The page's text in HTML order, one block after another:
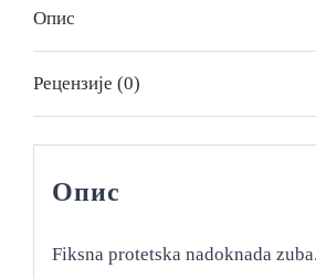
Опис
Рецензије (0)
Опис
Fiksna protetska nadoknada zuba.